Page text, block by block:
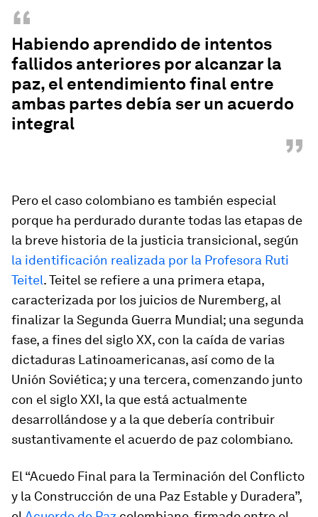
“
Habiendo aprendido de intentos
fallidos anteriores por alcanzar la
paz, el entendimiento final entre
ambas partes debía ser un acuerdo
integral
”
Pero el caso colombiano es también especial
porque ha perdurado durante todas las etapas de
la breve historia de la justicia transicional, según
la identificación realizada por la Profesora Ruti
Teitel. Teitel se refiere a una primera etapa,
caracterizada por los juicios de Nuremberg, al
finalizar la Segunda Guerra Mundial; una segunda
fase, a fines del siglo XX, con la caída de varias
dictaduras Latinoamericanas, así como de la
Unión Soviética; y una tercera, comenzando junto
con el siglo XXI, la que está actualmente
desarrollándose y a la que debería contribuir
sustantivamente el acuerdo de paz colombiano.
El “Acuedo Final para la Terminación del Conflicto
y la Construcción de una Paz Estable y Duradera”,